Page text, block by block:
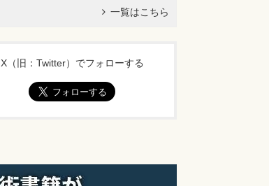
一覧はこちら
X（旧：Twitter）でフォローする